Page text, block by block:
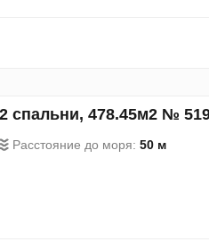
спальни, 478.45м2 №
Расстояние до моря: 50 м